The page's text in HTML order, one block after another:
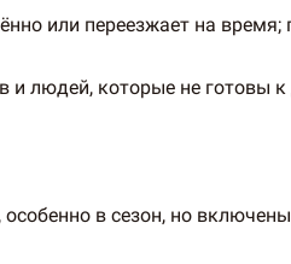
или переезжает на время;
и людей, которые не готовы
в сезон, но